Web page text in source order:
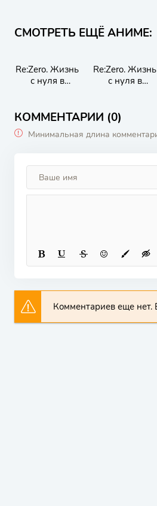
СМОТРЕТЬ ЕЩЁ АНИМЕ:
Re:Zero. Жизнь
с нуля в
Re:Zero. Жизнь
с нуля в
Замороженные
узы
КОММЕНТАРИИ (0)
Минимальная длина
Комментариев еще